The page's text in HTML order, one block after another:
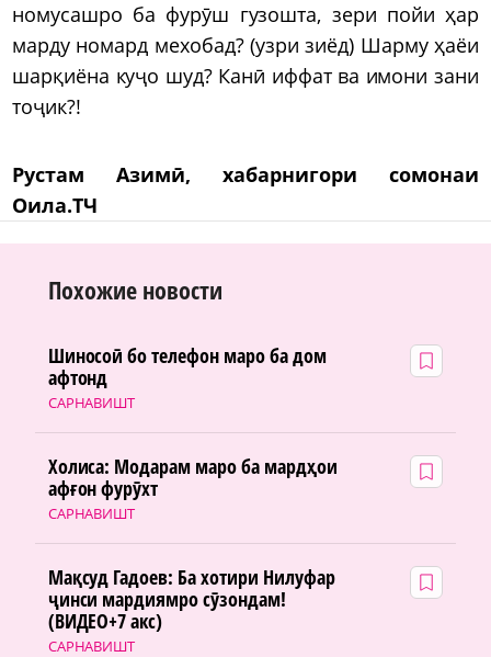
номусашро ба фурӯш гузошта, зери пойи ҳар
марду номард мехобад? (узри зиёд) Шарму ҳаёи
шарқиёна куҷо шуд? Канӣ иффат ва имони зани
тоҷик?!
Рустам Азимӣ, хабарнигори сомонаи
Оила.ТЧ
Похожие новости
САРНАВИШТ
Шиносоӣ бо телефон маро ба дом
афтонд
САРНАВИШТ
Холиса: Модарам маро ба мардҳои
афғон фурӯхт
САРНАВИШТ
Мақсуд Гадоев: Ба хотири Нилуфар
ҷинси мардиямро сӯзондам!
(ВИДЕО+7 акс)